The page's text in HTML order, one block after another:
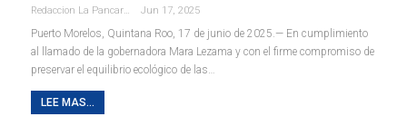
Redaccion La Pancarta De Quintana Roo Jun 17, 2025
Puerto Morelos, Quintana Roo, 17 de junio de 2025.— En cumplimiento
al llamado de la gobernadora Mara Lezama y con el firme compromiso de
preservar el equilibrio ecológico de las…
LEE MAS...